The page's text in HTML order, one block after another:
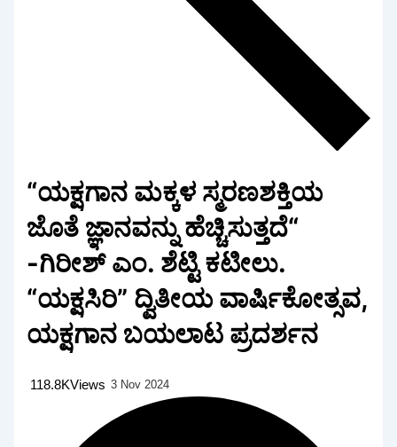
“ಯಕ್ಷಗಾನ ಮಕ್ಕಳ ಸ್ಮರಣಶಕ್ತಿಯ
ಜೊತೆ ಜ್ಞಾನವನ್ನು ಹೆಚ್ಚಿಸುತ್ತದೆ“
-ಗಿರೀಶ್ ಎಂ. ಶೆಟ್ಟಿ ಕಟೀಲು.
“ಯಕ್ಷಸಿರಿ” ದ್ವಿತೀಯ ವಾರ್ಷಿಕೋತ್ಸವ,
ಯಕ್ಷಗಾನ ಬಯಲಾಟ ಪ್ರದರ್ಶನ
118.8KViews 3 Nov 2024